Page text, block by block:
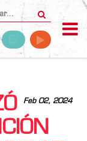
Feb 02, 2024